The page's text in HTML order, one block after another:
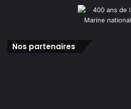
Nos partenaires